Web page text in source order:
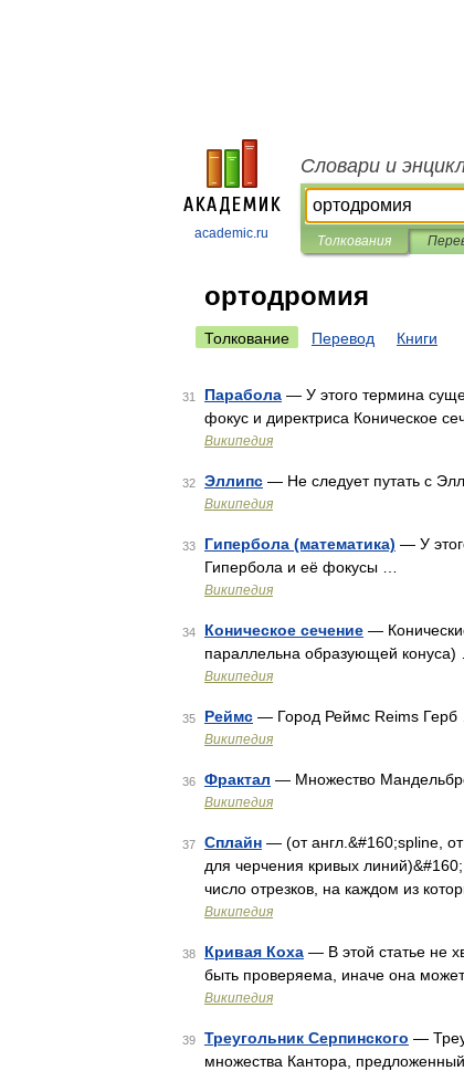
academic.ru
Словари и
Толкования
ортодромия
Толкование Перевод Книги
31 Парабола — У этого термина
фокус и директриса Коническое
Википедия
32 Эллипс — Не следует путать с
Википедия
33 Гипербола (математика) — У
Гипербола и её фокусы …
Википедия
34 Коническое сечение —
параллельна образующей конуса)
Википедия
35 Реймс — Город Реймс Reims Герб
Википедия
36 Фрактал — Множество
Википедия
37 Сплайн — (от англ.&#160;spline,
для черчения кривых
число отрезков, на каждом из
Википедия
38 Кривая Коха — В этой статье не
быть проверяема, иначе она
Википедия
39 Треугольник Серпинского —
множества Кантора,